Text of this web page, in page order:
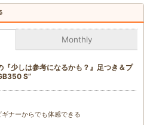
Monthly
少しは参考になるかも？』足つき＆プ
S”
ナーからでも体感できる